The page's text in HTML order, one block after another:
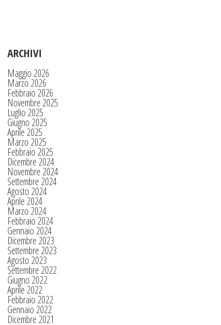
ARCHIVI
Maggio 2026
Marzo 2026
Febbraio 2026
Novembre 2025
Luglio 2025
Giugno 2025
Aprile 2025
Marzo 2025
Febbraio 2025
Dicembre 2024
Novembre 2024
Settembre 2024
Agosto 2024
Aprile 2024
Marzo 2024
Febbraio 2024
Gennaio 2024
Dicembre 2023
Settembre 2023
Agosto 2023
Settembre 2022
Giugno 2022
Aprile 2022
Febbraio 2022
Gennaio 2022
Dicembre 2021